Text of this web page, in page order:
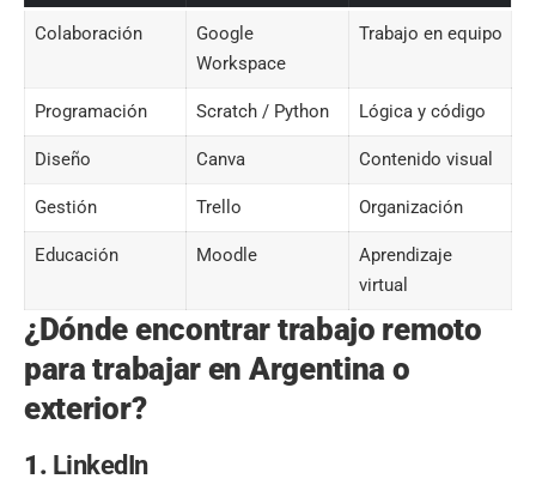
Colaboración
Google
Workspace
Trabajo en equipo
Programación Scratch / Python Lógica y código
Diseño Canva Contenido visual
Gestión Trello Organización
Educación Moodle
Aprendizaje
virtual
¿Dónde encontrar trabajo remoto
para trabajar en Argentina o
exterior?
1. LinkedIn